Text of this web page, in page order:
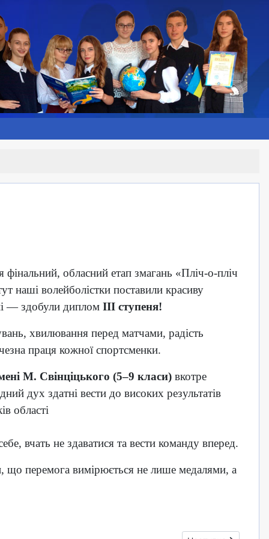
фінальний, обласний етап змагань «Пліч-о-пліч
наші волейболістки поставили красиву
— здобули диплом ІІІ ступеня!
хвилювання перед матчами, радість
праця кожної спортсменки.
М. Свінціцького (5–9 класи) вкотре
дух здатні вести до високих результатів
області
вчать не здаватися та вести команду вперед.
що перемога вимірюється не лише медалями, а